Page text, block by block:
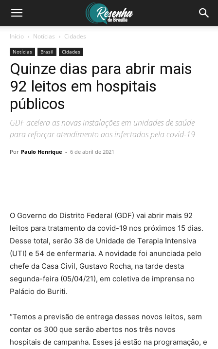
Início Notícias Cidades
Notícias Brasil Cidades
Quinze dias para abrir mais
92 leitos em hospitais
públicos
GDF acelera as novas instalações em unidades de saúde
para reforçar atendimento aos infectados pela covid-19
Por Paulo Henrique - 6 de abril de 2021
O Governo do Distrito Federal (GDF) vai abrir mais 92
leitos para tratamento da covid-19 nos próximos 15 dias.
Desse total, serão 38 de Unidade de Terapia Intensiva
(UTI) e 54 de enfermaria. A novidade foi anunciada pelo
chefe da Casa Civil, Gustavo Rocha, na tarde desta
segunda-feira (05/04/21), em coletiva de imprensa no
Palácio do Buriti.
“Temos a previsão de entrega desses novos leitos, sem
contar os 300 que serão abertos nos três novos
hospitais de campanha. Esses já estão na programação, e